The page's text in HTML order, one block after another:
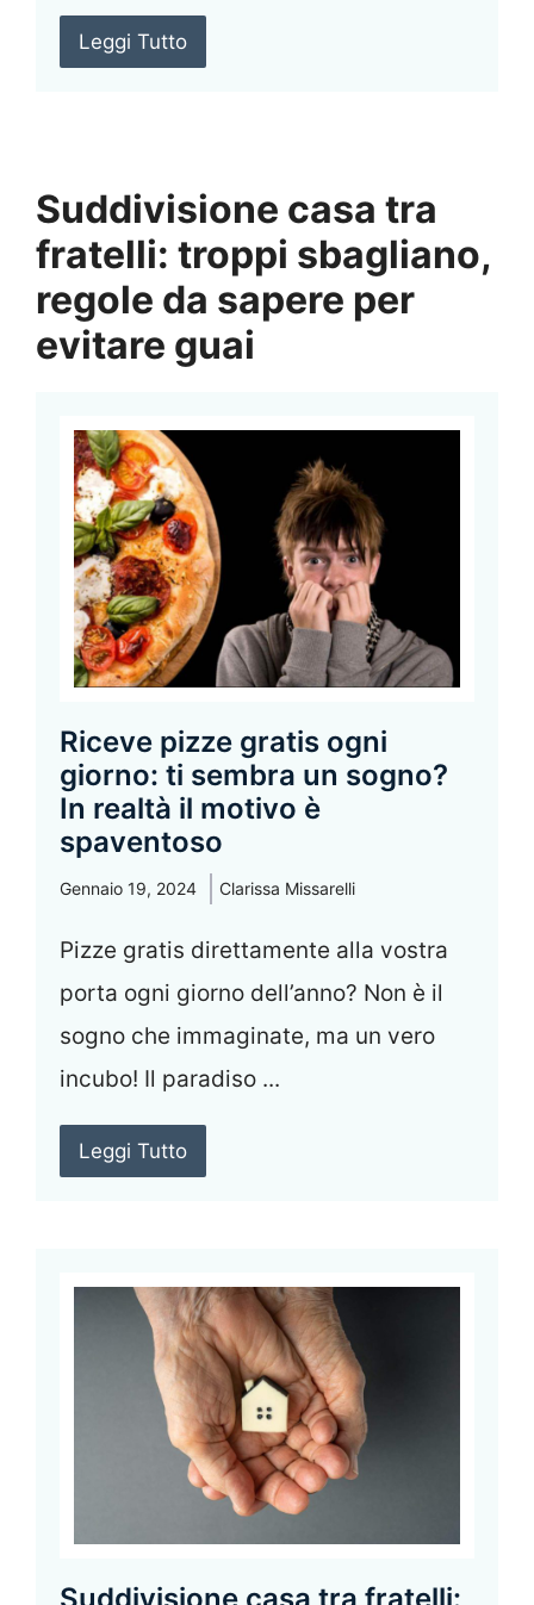
Leggi Tutto
Suddivisione casa tra
fratelli: troppi sbagliano,
regole da sapere per
evitare guai
Riceve pizze gratis ogni
giorno: ti sembra un sogno?
In realtà il motivo è
spaventoso
Gennaio 19, 2024 Clarissa Missarelli
Pizze gratis direttamente alla vostra
porta ogni giorno dell’anno? Non è il
sogno che immaginate, ma un vero
incubo! Il paradiso ...
Leggi Tutto